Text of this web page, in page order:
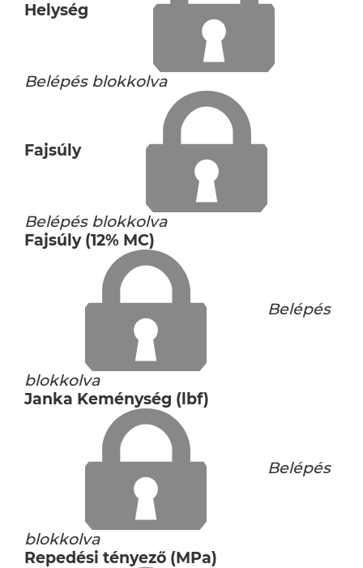
Helység
Belépés blokkolva
Fajsúly
Belépés blokkolva
Fajsúly (12% MC)
Belépés
blokkolva
Janka Keménység (lbf)
Belépés
blokkolva
Repedési tényező (MPa)